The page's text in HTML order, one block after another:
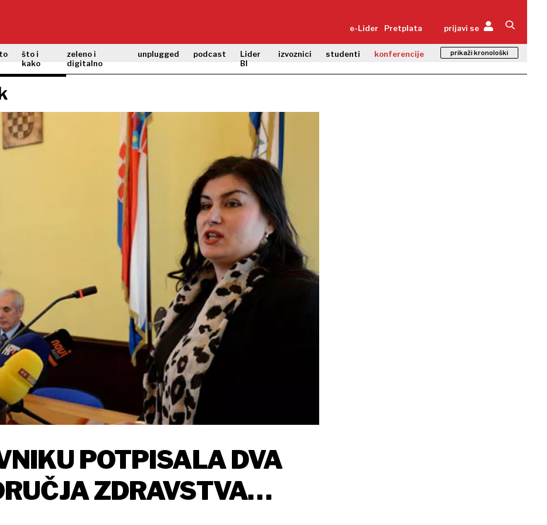
e-Lider Pretplata prijavi se
što i
kako
zeleno i
digitalno
unplugged podcast
Lider
BI
izvoznici studenti konferencije prikaži kronološki
POTPISALA DVA
ZDRAVSTVA